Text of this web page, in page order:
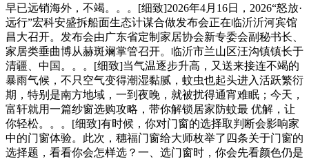
早已远销海外，不竭。。。[细致]2026年4月16日，2026“怒放·
远行”宏科安盛拆船面生态计谋合做发布会正在临沂沂河宾馆
昌大召开。发布会由广东省定制家居协会新专委会副秘书长、
家居类垂曲博从赫斑斓掌管召开。临沂市兰山区汪沟镇镇长于
清疆、中国。。。[细致]当气温逐步升高，又送来接连不竭的
暴雨气候，不只空气变得潮湿黏腻，蚊虫也起头进入活跃繁衍
期，特别是南方地域，一到夜晚，就被扰得通宵难眠；今天，
富轩就用一篇纱窗选购攻略，带你解锁居家防蚊最 优解，让
你轻松。。。[细致]有时候，你对门窗的选择取判断会影响家
中的门窗体验。此次，穗福门窗给大师枚举了四条关于门窗的
选择题，看看你会怎样选？一、选门窗时，你会先看颜色仍是